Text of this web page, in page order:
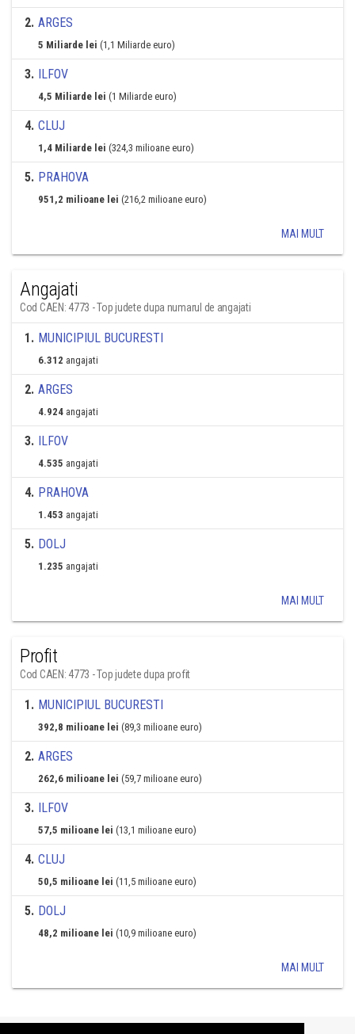
2. ARGES
5 Miliarde lei (1,1 Miliarde euro)
3. ILFOV
4,5 Miliarde lei (1 Miliarde euro)
4. CLUJ
1,4 Miliarde lei (324,3 milioane euro)
5. PRAHOVA
951,2 milioane lei (216,2 milioane euro)
MAI MULT
Angajati
Cod CAEN: 4773 - Top judete dupa numarul de angajati
1. MUNICIPIUL BUCURESTI
6.312 angajati
2. ARGES
4.924 angajati
3. ILFOV
4.535 angajati
4. PRAHOVA
1.453 angajati
5. DOLJ
1.235 angajati
MAI MULT
Profit
Cod CAEN: 4773 - Top judete dupa profit
1. MUNICIPIUL BUCURESTI
392,8 milioane lei (89,3 milioane euro)
2. ARGES
262,6 milioane lei (59,7 milioane euro)
3. ILFOV
57,5 milioane lei (13,1 milioane euro)
4. CLUJ
50,5 milioane lei (11,5 milioane euro)
5. DOLJ
48,2 milioane lei (10,9 milioane euro)
MAI MULT